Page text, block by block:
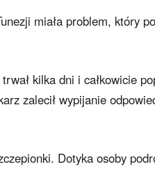
miała problem, który
kilka dni i całkowicie
zalecił wypijanie
Dotyka osoby